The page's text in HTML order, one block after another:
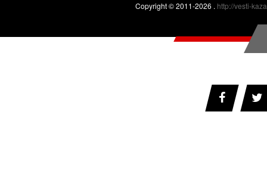
Copyright © 2011-2026 . http://vesti-